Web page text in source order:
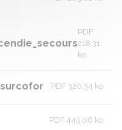
PDF
218.31
ko
PDF 320.34 ko
PDF 449.06 ko